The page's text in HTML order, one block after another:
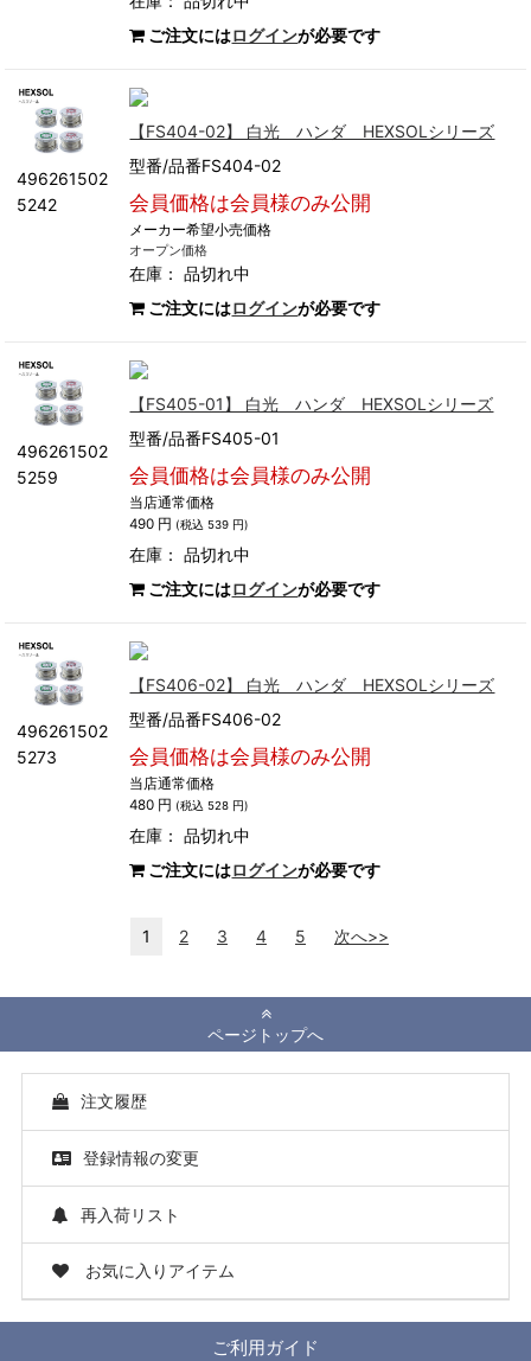
ご注文にはログインが必要です
496261502
5242
【FS404-02】 白光 ハンダ HEXSOLシリーズ
型番/品番FS404-02
会員価格は会員様のみ公開
メーカー希望小売価格
オープン価格
在庫：品切れ中
ご注文にはログインが必要です
496261502
5259
【FS405-01】 白光 ハンダ HEXSOLシリーズ
型番/品番FS405-01
会員価格は会員様のみ公開
当店通常価格
490 円 (税込 539 円)
在庫：品切れ中
ご注文にはログインが必要です
496261502
5273
【FS406-02】 白光 ハンダ HEXSOLシリーズ
型番/品番FS406-02
会員価格は会員様のみ公開
当店通常価格
480 円 (税込 528 円)
在庫：品切れ中
ご注文にはログインが必要です
1 2 3 4 5 次へ>>
ページトップへ
注文履歴
登録情報の変更
再入荷リスト
お気に入りアイテム
ご利用ガイド